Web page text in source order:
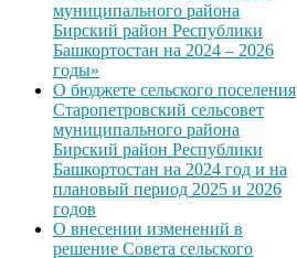
муниципального района
Бирский район Республики
Башкортостан на 2024 – 2026
годы»
О бюджете сельского поселения
Старопетровский сельсовет
муниципального района
Бирский район Республики
Башкортостан на 2024 год и на
плановый период 2025 и 2026
годов
О внесении изменений в
решение Совета сельского